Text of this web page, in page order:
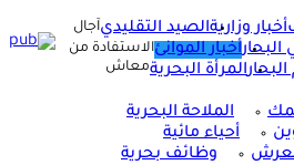
أخبار وزاريةالصيد التقليدي
البحارأخبار الموانئ
المرأة البحرية
الملاحة البحرية
أحياء مائية
وظائف بحرية
آجال
الاستفادة من
معاش